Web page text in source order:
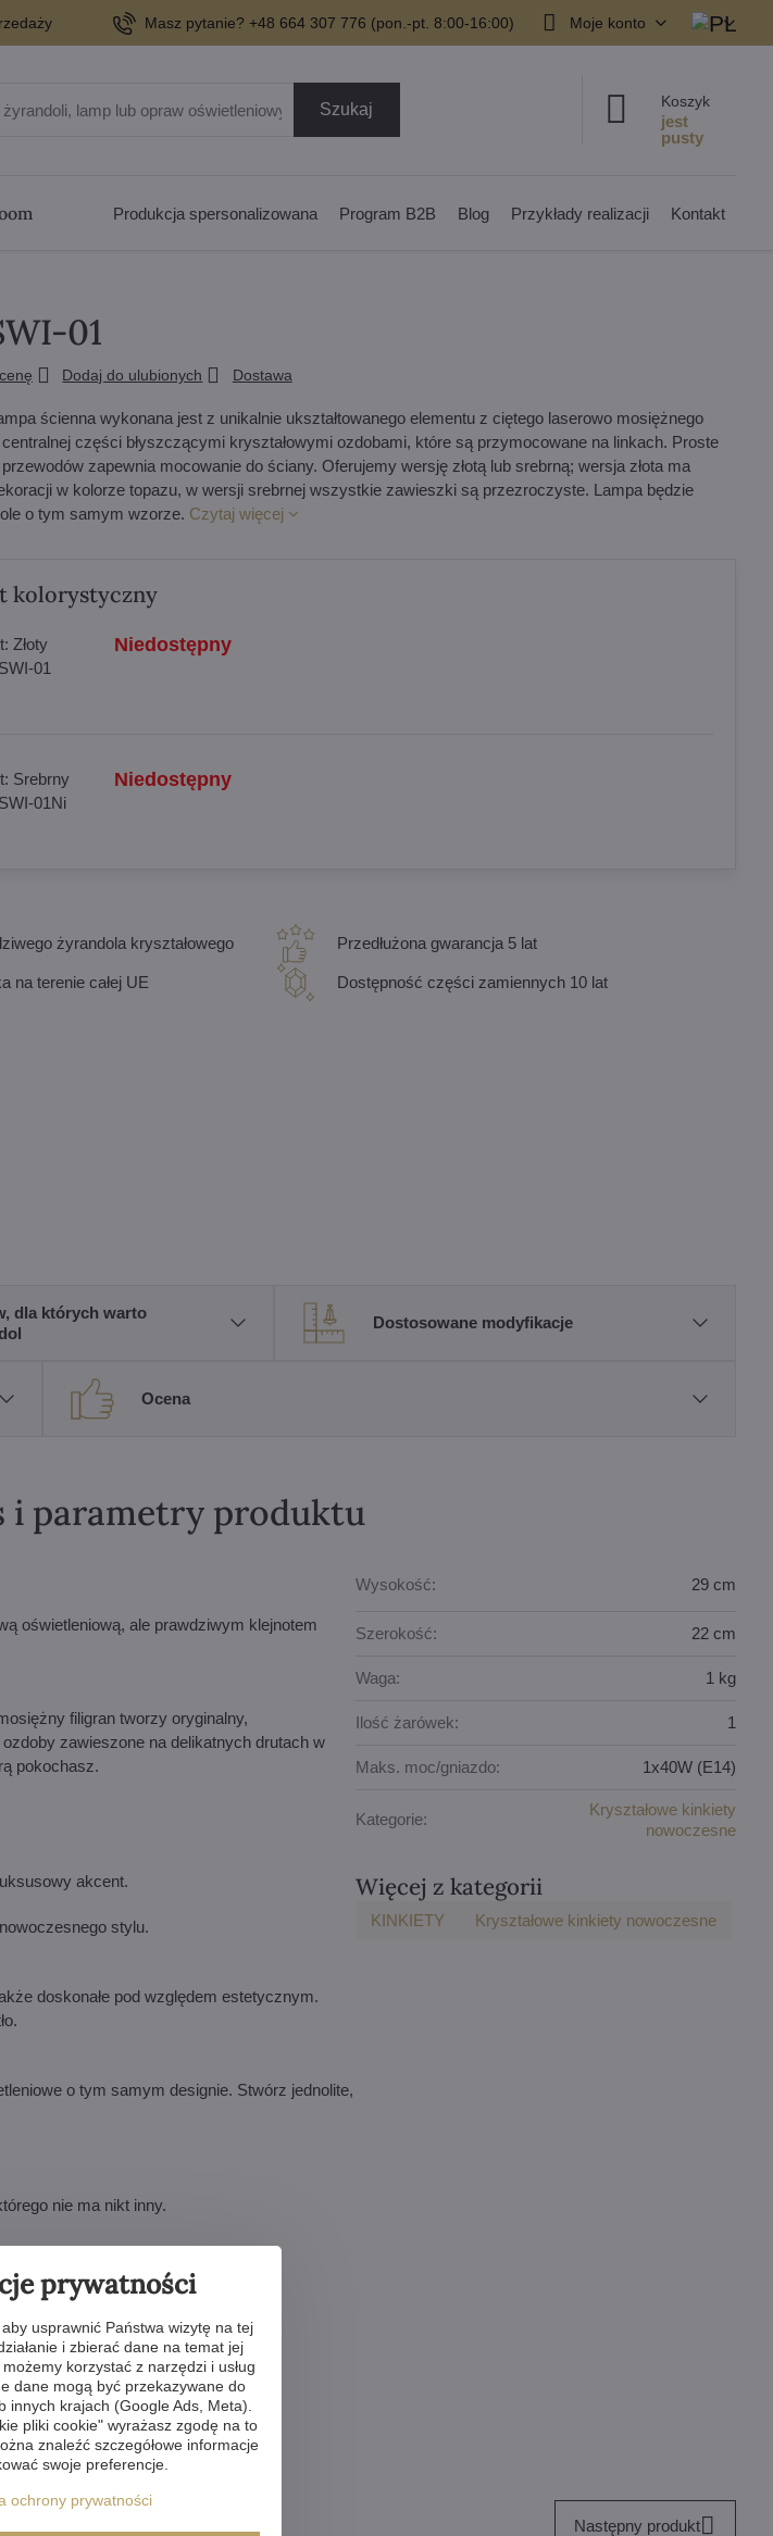
Masz pytanie? +48 664 307 776 (pon.-pt. 8:00-16:00) Moje konto
Szukaj Koszyk
Produkcja spersonalizowana Program B2B Blog Przykłady realizacji Kontakt
01
Dodaj do ulubionych Dostawa
ścienna wykonana jest z unikalnie ukształtowanego elementu z ciętego laserowo mosiężnego
centralnej części błyszczącymi kryształowymi ozdobami, które są przymocowane na linkach. Proste
zapewnia mocowanie do ściany. Oferujemy wersję złotą lub srebrną; wersja złota ma
w kolorze topazu, w wersji srebrnej wszystkie zawieszki są przezroczyste. Lampa będzie
o tym samym wzorze. Czytaj więcej
kolorystyczny
Złoty
01
Niedostępny
Srebrny
01Ni
Niedostępny
żyrandola kryształowego
na terenie całej UE
Przedłużona gwarancja 5 lat
Dostępność części zamiennych 10 lat
dla których warto
Dostosowane modyfikacje
Ocena
i parametry produktu
oświetleniową, ale prawdziwym klejnotem
filigran tworzy oryginalny,
zawieszone na delikatnych drutach w
pokochasz.
akcent.
stylu.
doskonałe pod względem estetycznym.
o tym samym designie. Stwórz jednolite,
nie ma nikt inny.
Wysokość: 29 cm
Szerokość: 22 cm
Waga: 1 kg
Ilość żarówek: 1
Maks. moc/gniazdo: 1x40W (E14)
Kategorie:
Kryształowe kinkiety
nowoczesne
Więcej z kategorii
KINKIETY Kryształowe kinkiety nowoczesne
Następny produkt
prywatności
usprawnić Państwa wizytę na tej
i zbierać dane na temat jej
korzystać z narzędzi i usług
dane mogą być przekazywane do
innych krajach (Google Ads, Meta).
pliki cookie" wyrażasz zgodę na to
znaleźć szczegółowe informacje
swoje preferencje.
ochrony prywatności